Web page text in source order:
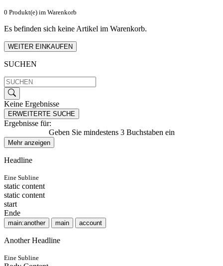
0 Produkt(e) im Warenkorb
Es befinden sich keine Artikel im Warenkorb.
WEITER EINKAUFEN
SUCHEN
Keine Ergebnisse
ERWEITERTE SUCHE
Ergebnisse für:
Geben Sie mindestens 3 Buchstaben ein
Mehr anzeigen
Headline
Eine Subline
static content
static content
start
Ende
main:another main account
Another Headline
Eine Subline